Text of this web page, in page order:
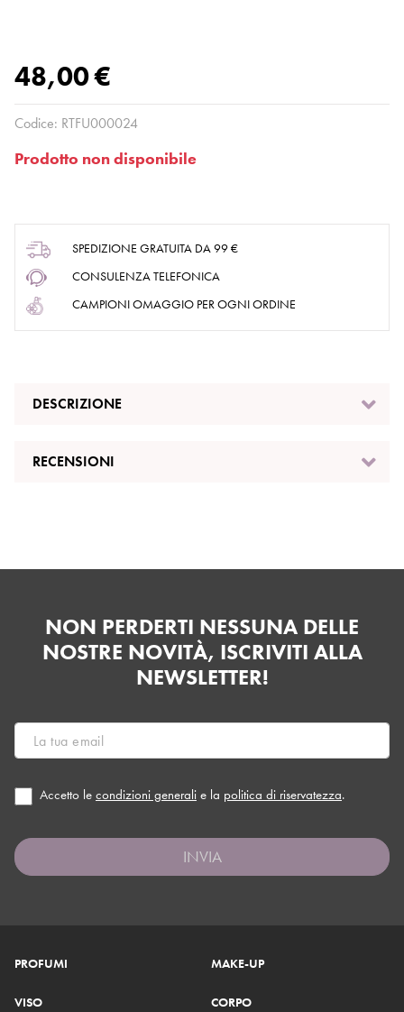
48,00 €
Codice: RTFU000024
Prodotto non disponibile
SPEDIZIONE GRATUITA DA 99 €
CONSULENZA TELEFONICA
CAMPIONI OMAGGIO PER OGNI ORDINE
DESCRIZIONE
RECENSIONI
NON PERDERTI NESSUNA DELLE
NOSTRE NOVITÀ, ISCRIVITI ALLA
NEWSLETTER!
Accetto le condizioni generali e la politica di riservatezza.
INVIA
PROFUMI MAKE-UP
VISO CORPO